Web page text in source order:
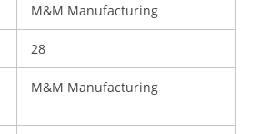
M&M Manufacturing
28
M&M Manufacturing